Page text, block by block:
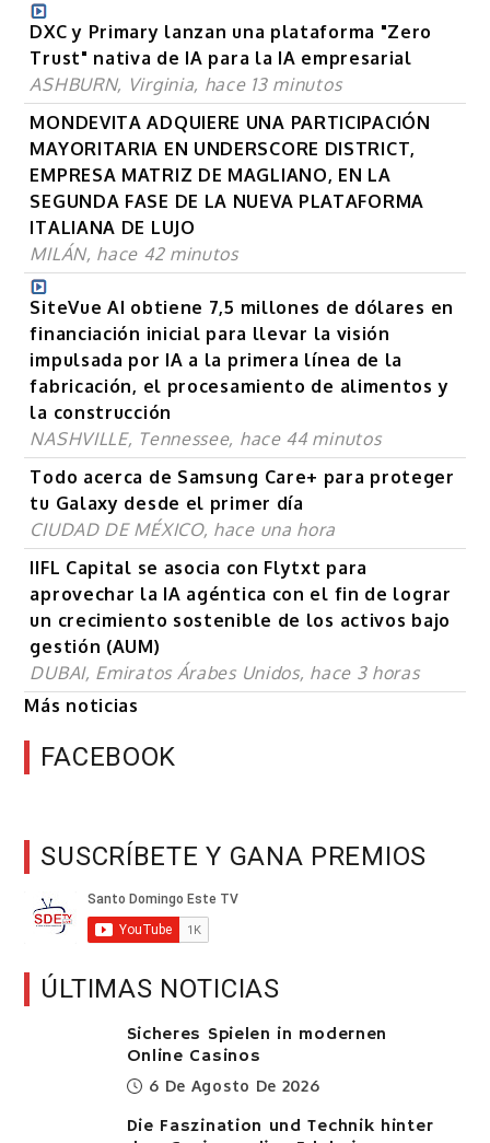
DXC y Primary lanzan una plataforma "Zero
Trust" nativa de IA para la IA empresarial
ASHBURN, Virginia, hace 13 minutos
MONDEVITA ADQUIERE UNA PARTICIPACIÓN
MAYORITARIA EN UNDERSCORE DISTRICT,
EMPRESA MATRIZ DE MAGLIANO, EN LA
SEGUNDA FASE DE LA NUEVA PLATAFORMA
ITALIANA DE LUJO
MILÁN, hace 42 minutos
SiteVue AI obtiene 7,5 millones de dólares en
financiación inicial para llevar la visión
impulsada por IA a la primera línea de la
fabricación, el procesamiento de alimentos y
la construcción
NASHVILLE, Tennessee, hace 44 minutos
Todo acerca de Samsung Care+ para proteger
tu Galaxy desde el primer día
CIUDAD DE MÉXICO, hace una hora
IIFL Capital se asocia con Flytxt para
aprovechar la IA agéntica con el fin de lograr
un crecimiento sostenible de los activos bajo
gestión (AUM)
DUBAI, Emiratos Árabes Unidos, hace 3 horas
Más noticias
FACEBOOK
SUSCRÍBETE Y GANA PREMIOS
ÚLTIMAS NOTICIAS
Sicheres Spielen in modernen
Online Casinos
6 De Agosto De 2026
Die Faszination und Technik hinter